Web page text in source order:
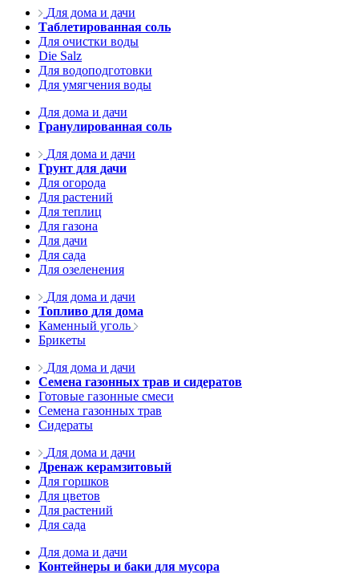
Для дома и дачи
Таблетированная соль
Для очистки воды
Die Salz
Для водоподготовки
Для умягчения воды
Для дома и дачи
Гранулированная соль
Для дома и дачи
Грунт для дачи
Для огорода
Для растений
Для теплиц
Для газона
Для дачи
Для сада
Для озеленения
Для дома и дачи
Топливо для дома
Каменный уголь
Брикеты
Для дома и дачи
Семена газонных трав и сидератов
Готовые газонные смеси
Семена газонных трав
Сидераты
Для дома и дачи
Дренаж керамзитовый
Для горшков
Для цветов
Для растений
Для сада
Для дома и дачи
Контейнеры и баки для мусора